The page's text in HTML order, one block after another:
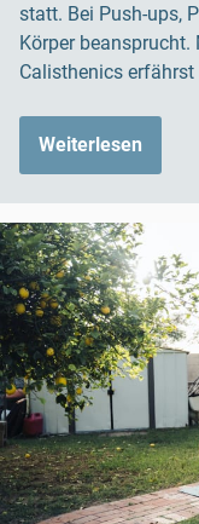
statt. Bei Push-ups,
Körper beansprucht.
Calisthenics erfährst
Weiterlesen